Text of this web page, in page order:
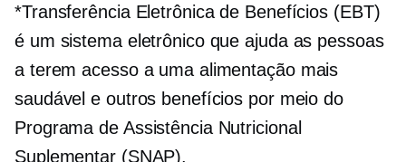
*Transferência Eletrônica de Benefícios (EBT)
é um sistema eletrônico que ajuda as pessoas
a terem acesso a uma alimentação mais
saudável e outros benefícios por meio do
Programa de Assistência Nutricional
Suplementar (SNAP).